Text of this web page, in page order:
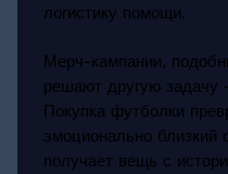
логистику помощи.
Мерч-кампании,
решают другую задачу
Покупка футболки
эмоционально близкий
получает вещь с